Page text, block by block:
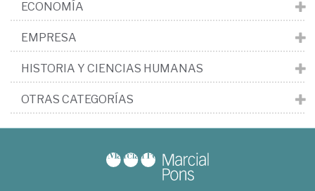
ECONOMÍA
EMPRESA
HISTORIA Y CIENCIAS HUMANAS
OTRAS CATEGORÍAS